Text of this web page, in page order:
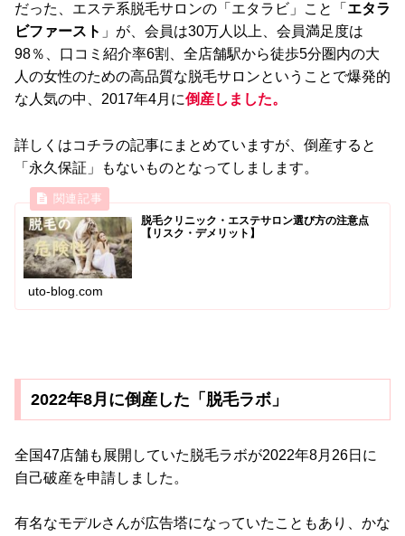
だった、エステ系脱毛サロンの「エタラビ」こと「 エタラ
ビファースト 」が、会員は30万人以上、会員満足度は
98％、口コミ紹介率6割、全店舗駅から徒歩5分圏内の大
人の女性のための高品質な脱毛サロンということで爆発的
な人気の中、2017年4月に倒産しました。
詳しくはコチラの記事にまとめていますが、倒産すると
「永久保証」もないものとなってしまします。
脱毛クリニック・エステサロン選び方の注意点
【リスク・デメリット】
uto-blog.com
2022年8月に倒産した「脱毛ラボ」
全国47店舗も展開していた脱毛ラボが2022年8月26日に
自己破産を申請しました。
有名なモデルさんが広告塔になっていたこともあり、かな